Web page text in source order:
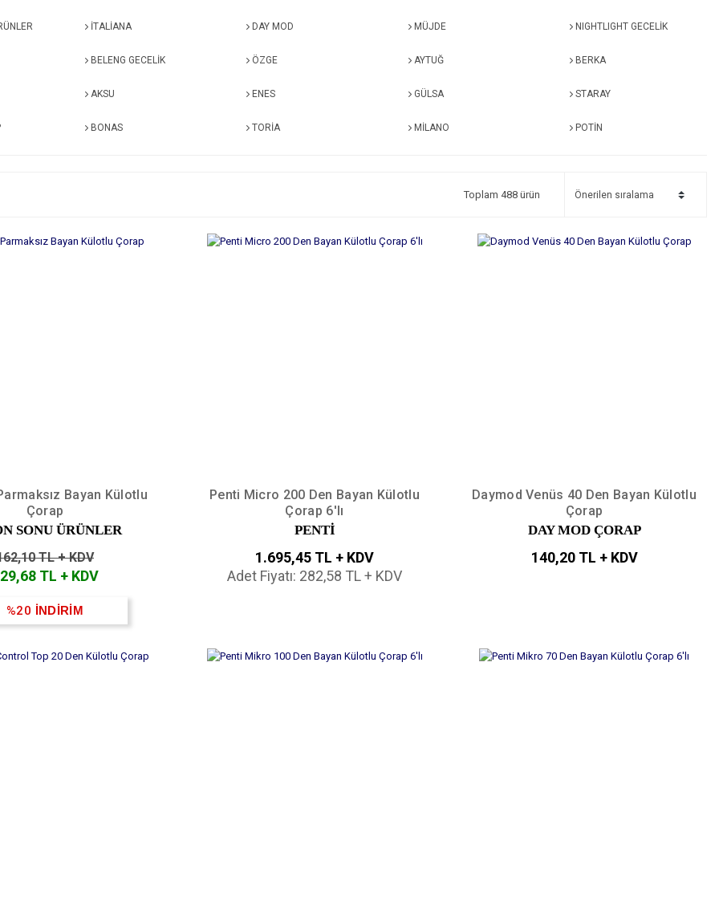
İTALİANA DAY MOD MÜJDE NIGHTLIGHT GECELİK
BELENG GECELİK ÖZGE AYTUĞ BERKA
AKSU ENES GÜLSA STARAY
BONAS TORİA MİLANO POTİN
Toplam 488 ürün
Bayan Külotlu
Çorap
SONU ÜRÜNLER
TL + KDV
TL + KDV
%20 İNDİRİM
Penti Micro 200 Den Bayan Külotlu
Çorap 6'lı
PENTİ
1.695,45 TL + KDV
Adet Fiyatı: 282,58 TL + KDV
Daymod Venüs 40 Den Bayan Külotlu
Çorap
DAY MOD ÇORAP
140,20 TL + KDV